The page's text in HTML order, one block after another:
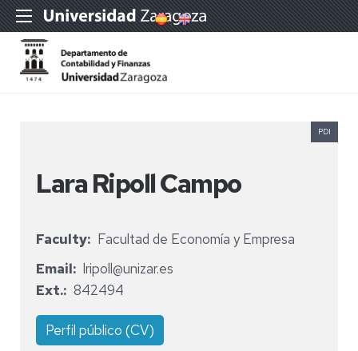
Lara Ripoll Campo
PDI
Faculty
Facultad de Economía y Empresa
Email
lripoll@unizar.es
Ext. 842494
Perfil público (CV)